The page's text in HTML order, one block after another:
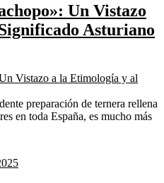
Un Vistazo
Asturiano
preparación de ternera rellena
en toda España, es mucho más